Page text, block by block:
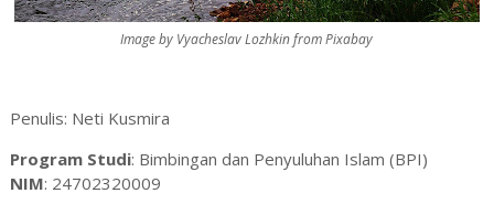
Image by Vyacheslav Lozhkin from Pixabay
Penulis: Neti Kusmira
Program Studi: Bimbingan dan Penyuluhan Islam (BPI)
NIM: 24702320009